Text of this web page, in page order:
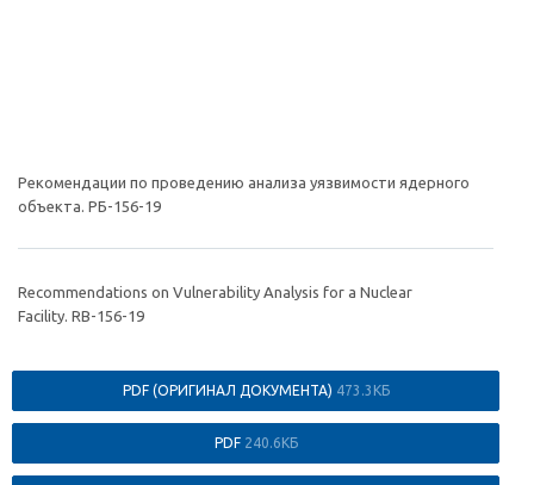
Рекомендации по проведению анализа уязвимости ядерного
объекта. РБ-156-19
Recommendations on Vulnerability Analysis for a Nuclear
Facility. RB-156-19
PDF (ОРИГИНАЛ ДОКУМЕНТА) 473.3КБ
PDF 240.6КБ